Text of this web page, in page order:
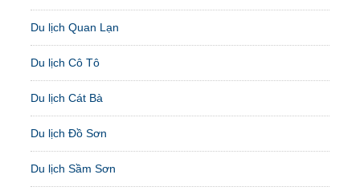
Du lịch Quan Lạn
Du lịch Cô Tô
Du lịch Cát Bà
Du lịch Đồ Sơn
Du lịch Sầm Sơn